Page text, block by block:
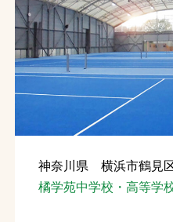
神奈川県 横浜市鶴見
橘学苑中学校・高等学